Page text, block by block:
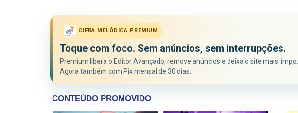
CIFRA MELÓDICA PREMIUM
Toque com foco. Sem anúncios, sem interrupções.
Premium libera o Editor Avançado, remove anúncios e deixa o site mais limpo.
Agora também com Pix mensal de 30 dias.